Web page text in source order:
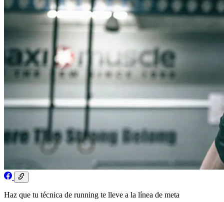
Haz que tu técnica de running te lleve a la línea de meta